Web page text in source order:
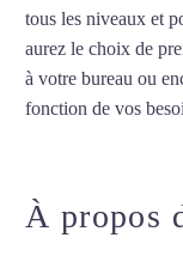
tous les niveaux et
aurez le choix de
à votre bureau ou
fonction de vos
À propos